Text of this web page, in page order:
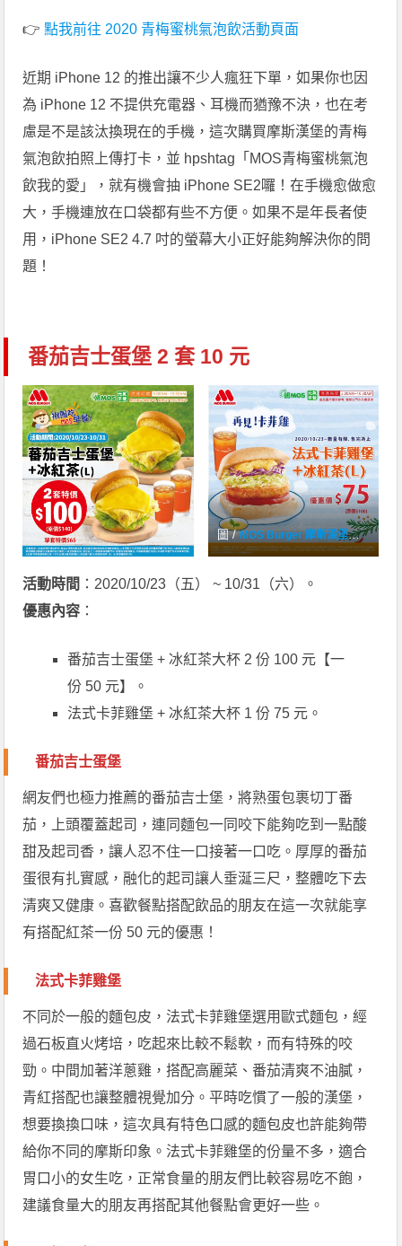
👉點我前往 2020 青梅蜜桃氣泡飲活動頁面
近期 iPhone 12 的推出讓不少人瘋狂下單，如果你也因
為 iPhone 12 不提供充電器、耳機而猶豫不決，也在考
慮是不是該汰換現在的手機，這次購買摩斯漢堡的青梅
氣泡飲拍照上傳打卡，並 hpshtag「MOS青梅蜜桃氣泡
飲我的愛」，就有機會抽 iPhone SE2囉！在手機愈做愈
大，手機連放在口袋都有些不方便。如果不是年長者使
用，iPhone SE2 4.7 吋的螢幕大小正好能夠解決你的問
題！
番茄吉士蛋堡 2 套 10 元
圖 /MOS Burger 摩斯漢堡「癮迷」俱樂部
活動時間 ：2020/10/23（五） ~ 10/31（六）。
優惠內容 ：
番茄吉士蛋堡 + 冰紅茶大杯 2 份 100 元【一
份 50 元】。
法式卡菲雞堡 + 冰紅茶大杯 1 份 75 元。
番茄吉士蛋堡
網友們也極力推薦的番茄吉士堡，將熟蛋包裹切丁番
茄，上頭覆蓋起司，連同麵包一同咬下能夠吃到一點酸
甜及起司香，讓人忍不住一口接著一口吃。厚厚的番茄
蛋很有扎實感，融化的起司讓人垂涎三尺，整體吃下去
清爽又健康。喜歡餐點搭配飲品的朋友在這一次就能享
有搭配紅茶一份 50 元的優惠！
法式卡菲雞堡
不同於一般的麵包皮，法式卡菲雞堡選用歐式麵包，經
過石板直火烤培，吃起來比較不鬆軟，而有特殊的咬
勁。中間加著洋蔥雞，搭配高麗菜、番茄清爽不油膩，
青紅搭配也讓整體視覺加分。平時吃慣了一般的漢堡，
想要換換口味，這次具有特色口感的麵包皮也許能夠帶
給你不同的摩斯印象。法式卡菲雞堡的份量不多，適合
胃口小的女生吃，正常食量的朋友們比較容易吃不飽，
建議食量大的朋友再搭配其他餐點會更好一些。